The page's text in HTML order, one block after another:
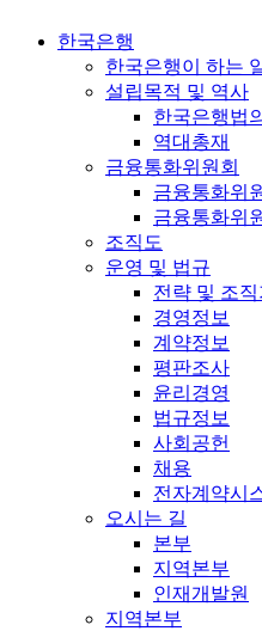
한국은행
한국은행이 하는
설립목적 및 역사
한국은행법
역대총재
금융통화위원회
금융통화위
금융통화위
조직도
운영 및 법규
전략 및 조직
경영정보
계약정보
평판조사
윤리경영
법규정보
사회공헌
채용
전자계약시
오시는 길
본부
지역본부
인재개발원
지역본부